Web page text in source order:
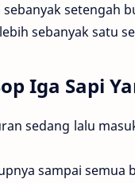
setengah
sebanyak satu
Iga Sapi
sedang lalu
sampai